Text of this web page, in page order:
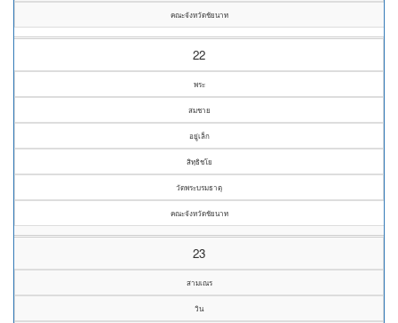
คณะจังหวัดชัยนาท
22
พระ
สมชาย
อยู่เล็ก
สิทฺธิชโย
วัดพระบรมธาตุ
คณะจังหวัดชัยนาท
23
สามเณร
วิน